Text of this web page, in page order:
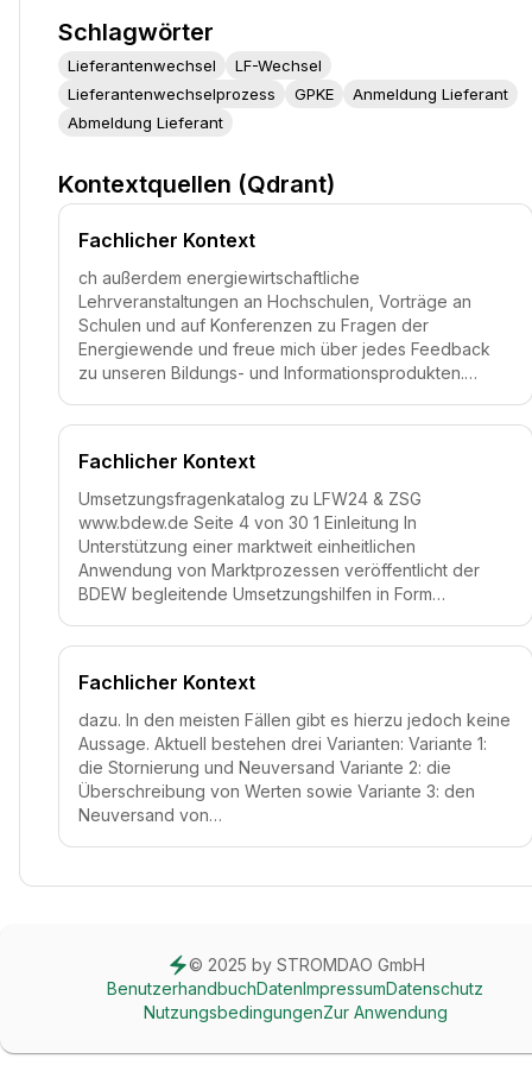
Schlagwörter
Lieferantenwechsel
LF-Wechsel
Lieferantenwechselprozess
GPKE
Anmeldung Lieferant
Abmeldung Lieferant
Kontextquellen (Qdrant)
Fachlicher Kontext
ch außerdem energiewirtschaftliche
Lehrveranstaltungen an Hochschulen, Vorträge an
Schulen und auf Konferenzen zu Fragen der
Energiewende und freue mich über jedes Feedback
zu unseren Bildungs- und Informationsprodukten.…
Fachlicher Kontext
Umsetzungsfragenkatalog zu LFW24 & ZSG
www.bdew.de Seite 4 von 30 1 Einleitung In
Unterstützung einer marktweit einheitlichen
Anwendung von Marktprozessen veröffentlicht der
BDEW begleitende Umsetzungshilfen in Form…
Fachlicher Kontext
dazu. In den meisten Fällen gibt es hierzu jedoch keine
Aussage. Aktuell bestehen drei Varianten: Variante 1:
die Stornierung und Neuversand Variante 2: die
Überschreibung von Werten sowie Variante 3: den
Neuversand von…
© 2025 by STROMDAO GmbH
BenutzerhandbuchDatenImpressumDatenschutz
NutzungsbedingungenZur Anwendung